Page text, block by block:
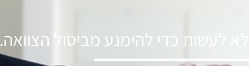
לעשות כדי להימנע מביטול הצוואה.